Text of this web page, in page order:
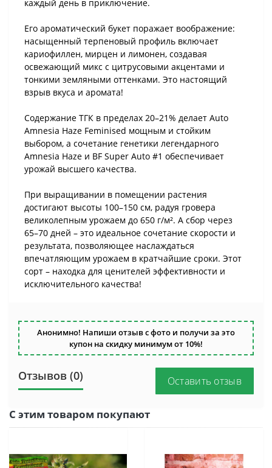
каждый день в приключение.
Его ароматический букет поражает воображение:
насыщенный терпеновый профиль включает
кариофиллен, мирцен и лимонен, создавая
освежающий микс с цитрусовыми акцентами и
тонкими земляными оттенками. Это настоящий
взрыв вкуса и аромата!
Содержание ТГК в пределах 20–21% делает Auto
Amnesia Haze Feminised мощным и стойким
выбором, а сочетание генетики легендарного
Amnesia Haze и BF Super Auto #1 обеспечивает
урожай высшего качества.
При выращивании в помещении растения
достигают высоты 100–150 см, радуя гровера
великолепным урожаем до 650 г/м². А сбор через
65–70 дней – это идеальное сочетание скорости и
результата, позволяющее наслаждаться
впечатляющим урожаем в кратчайшие сроки. Этот
сорт – находка для ценителей эффективности и
исключительного качества!
Анонимно! Напиши отзыв с фото и получи за это
купон на скидку минимум от 10%!
Отзывов (0) Оставить отзыв
С этим товаром покупают